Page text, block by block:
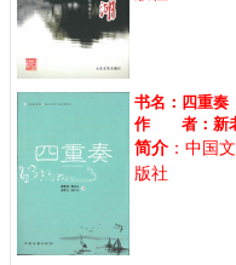
书名： 四重奏
作 者： 新
简介 ：中国
版社